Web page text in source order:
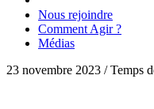
Nous rejoindre
Comment Agir ?
Médias
23 novembre 2023 / Temps